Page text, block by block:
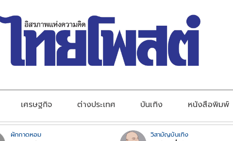
เศรษฐกิจ ต่างประเทศ บันเทิง หนังสือพิมพ์
ผักกาดหอม วิสามัญบันเทิง